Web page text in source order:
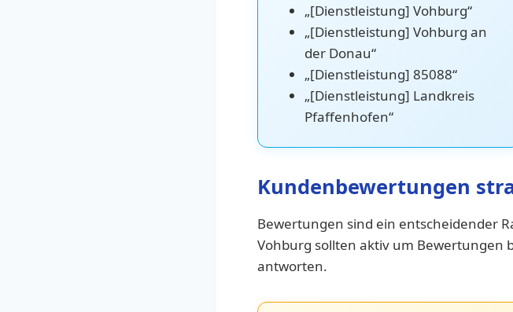
„[Dienstleistung] Vohburg“
„[Dienstleistung] Vohburg an
der Donau“
„[Dienstleistung] 85088“
„[Dienstleistung] Landkreis
Pfaffenhofen“
Kundenbewertungen
Bewertungen sind ein entscheidender
Vohburg sollten aktiv um Bewertungen
antworten.